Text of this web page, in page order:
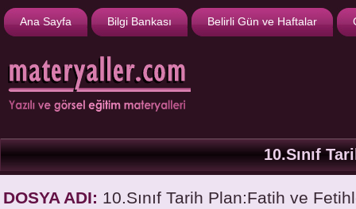
Ana Sayfa Bilgi Bankası Belirli Gün ve Haftalar
10.Sınıf
DOSYA ADI: 10.Sınıf Tarih Plan:Fatih ve